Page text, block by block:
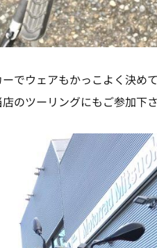
でウェアもかっこよく決め
のツーリングにもご参加下